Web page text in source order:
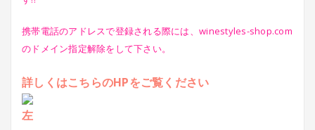
携帯電話のアドレスで登録される際には、winestyles-shop.com
のドメイン指定解除をして下さい。
詳しくはこちらのHPをご覧ください